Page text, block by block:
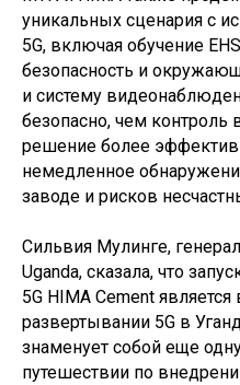
уникальных сценария с
5G, включая обучение
безопасность и
и систему
безопасно, чем контроль
решение более
немедленное
заводе и рисков
Сильвия Мулинге,
Uganda, сказала, что
5G HIMA Cement
развертывании 5G в
знаменует собой еще
путешествии по